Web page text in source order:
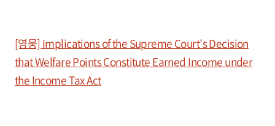
[영뭉] Implications of the Supreme Court’s Decision
that Welfare Points Constitute Earned Income under
the Income Tax Act